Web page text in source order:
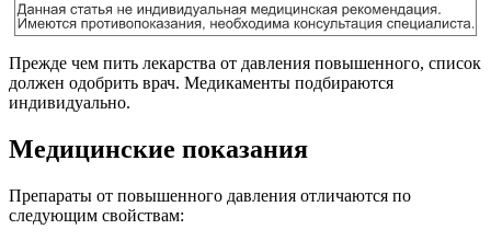
Прежде чем пить лекарства от давления повышенного, список
должен одобрить врач. Медикаменты подбираются
индивидуально.
Медицинские показания
Препараты от повышенного давления отличаются по
следующим свойствам: